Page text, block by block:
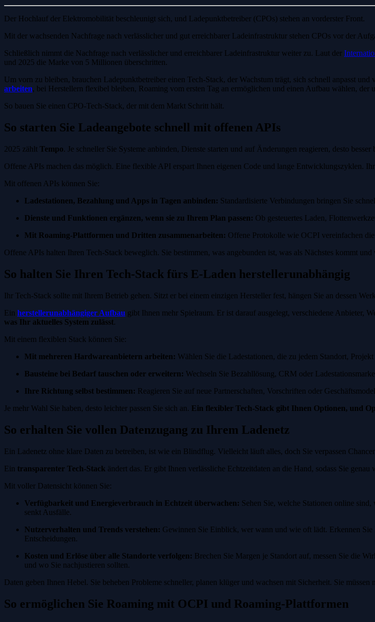
Der Hochlauf der Elektromobilität beschleunigt sich, und Ladepunktbetreiber (CPOs) stehen an vorderster Front.
Mit der wachsenden Nachfrage nach verlässlicher und gut erreichbarer Ladeinfrastruktur stehen CPOs vor der
Schließlich nimmt die Nachfrage nach verlässlicher und erreichbarer Ladeinfrastruktur weiter zu. Laut der
und 2025 die Marke von 5 Millionen überschritten.
Um vorn zu bleiben, brauchen Ladepunktbetreiber einen Tech-Stack, der Wachstum trägt, sich schnell anpasst
arbeiten, bei Herstellern flexibel bleiben, Roaming vom ersten Tag an ermöglichen und einen Aufbau wählen, der
So bauen Sie einen CPO-Tech-Stack, der mit dem Markt Schritt hält.
So starten Sie Ladeangebote schnell mit offenen APIs
2025 zählt Tempo. Je schneller Sie Systeme anbinden, Dienste starten und auf Änderungen reagieren, desto
Offene APIs machen das möglich. Eine flexible API erspart Ihnen eigenen Code und lange Entwicklungszyklen.
Mit offenen APIs können Sie:
Ladestationen, Bezahlung und Apps in Tagen anbinden: Standardisierte Verbindungen bringen Sie
Dienste und Funktionen ergänzen, wenn sie zu Ihrem Plan passen: Ob gesteuertes Laden,
Mit Roaming-Plattformen und Dritten zusammenarbeiten: Offene Protokolle wie OCPI vereinfachen
Offene APIs halten Ihren Tech-Stack beweglich. Sie bestimmen, was angebunden ist, was als Nächstes kommt
So halten Sie Ihren Tech-Stack fürs E-Laden herstellerunabhängig
Ihr Tech-Stack sollte mit Ihrem Betrieb gehen. Sitzt er bei einem einzigen Hersteller fest, hängen Sie an dessen
Ein herstellerunabhängiger Aufbau gibt Ihnen mehr Spielraum. Er ist darauf ausgelegt, verschiedene Anbieter,
was Ihr aktuelles System zulässt.
Mit einem flexiblen Stack können Sie:
Mit mehreren Hardwareanbietern arbeiten: Wählen Sie die Ladestationen, die zu jedem Standort,
Bausteine bei Bedarf tauschen oder erweitern: Wechseln Sie Bezahllösung, CRM oder
Ihre Richtung selbst bestimmen: Reagieren Sie auf neue Partnerschaften, Vorschriften oder
Je mehr Wahl Sie haben, desto leichter passen Sie sich an. Ein flexibler Tech-Stack gibt Ihnen Optionen, und
So erhalten Sie vollen Datenzugang zu Ihrem Ladenetz
Ein Ladenetz ohne klare Daten zu betreiben, ist wie ein Blindflug. Vielleicht läuft alles, doch Sie verpassen
Ein transparenter Tech-Stack ändert das. Er gibt Ihnen verlässliche Echtzeitdaten an die Hand, sodass Sie
Mit voller Datensicht können Sie:
Verfügbarkeit und Energieverbrauch in Echtzeit überwachen: Sehen Sie, welche Stationen online
senkt Ausfälle.
Nutzerverhalten und Trends verstehen: Gewinnen Sie Einblick, wer wann und wie oft lädt. Erkennen
Entscheidungen.
Kosten und Erlöse über alle Standorte verfolgen: Brechen Sie Margen je Standort auf, messen Sie die
und wo Sie nachjustieren sollten.
Daten geben Ihnen Hebel. Sie beheben Probleme schneller, planen klüger und wachsen mit Sicherheit. Sie
So ermöglichen Sie Roaming mit OCPI und Roaming-Plattformen